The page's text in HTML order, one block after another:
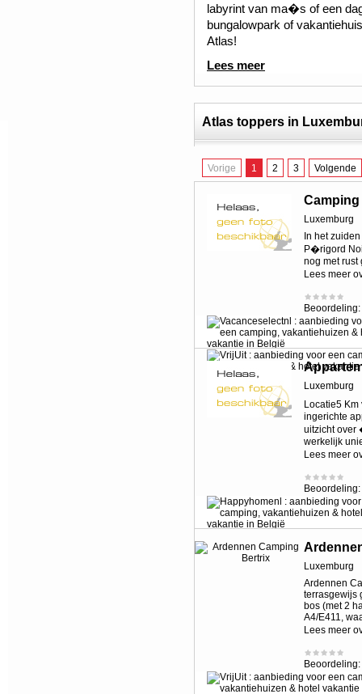
labyrint van ma�s of een
bungalowpark of
Atlas!
Lees meer
Atlas toppers in
Vorige 1 2 3 Volgende
Luxemburg
In het
P�rigord
nog met rust
Lees meer
Beoordeling:
Luxemburg
Locatie5
ingerichte
uitzicht
werkelijk
Lees meer
Beoordeling:
Luxemburg
Ardennen
terrasgewijs
bos (met 2
A4/E411,
Lees meer
Beoordeling: